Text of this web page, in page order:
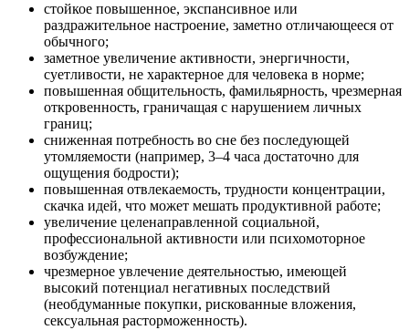
стойкое повышенное, экспансивное или
раздражительное настроение, заметно отличающееся от
обычного;
заметное увеличение активности, энергичности,
суетливости, не характерное для человека в норме;
повышенная общительность, фамильярность, чрезмерная
откровенность, граничащая с нарушением личных
границ;
сниженная потребность во сне без последующей
утомляемости (например, 3–4 часа достаточно для
ощущения бодрости);
повышенная отвлекаемость, трудности концентрации,
скачка идей, что может мешать продуктивной работе;
увеличение целенаправленной социальной,
профессиональной активности или психомоторное
возбуждение;
чрезмерное увлечение деятельностью, имеющей
высокий потенциал негативных последствий
(необдуманные покупки, рискованные вложения,
сексуальная расторможенность).